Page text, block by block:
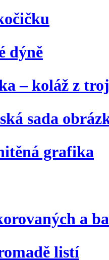
dýně
– koláž z
sada
grafika
a
listí